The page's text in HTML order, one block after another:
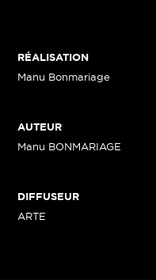
RÉALISATION
Manu Bonmariage
AUTEUR
Manu BONMARIAGE
DIFFUSEUR
ARTE